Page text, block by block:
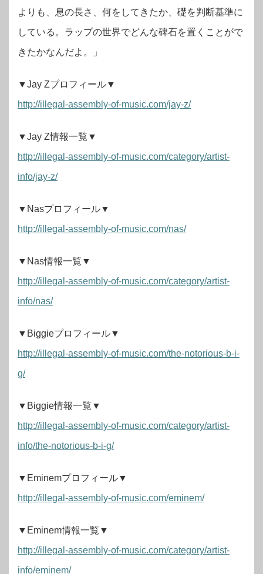
よりも、息の長さ、何をしてきたか、礎を判断基準に
している。ラップの世界でどんな碑石を置くことがで
きたかなんだよ。」
▼Jay Zプロフィール▼
http://illegal-assembly-of-music.com/jay-z/
▼Jay Z情報一覧▼
http://illegal-assembly-of-music.com/category/artist-
info/jay-z/
▼Nasプロフィール▼
http://illegal-assembly-of-music.com/nas/
▼Nas情報一覧▼
http://illegal-assembly-of-music.com/category/artist-
info/nas/
▼Biggieプロフィール▼
http://illegal-assembly-of-music.com/the-notorious-b-i-
g/
▼Biggie情報一覧▼
http://illegal-assembly-of-music.com/category/artist-
info/the-notorious-b-i-g/
▼Eminemプロフィール▼
http://illegal-assembly-of-music.com/eminem/
▼Eminem情報一覧▼
http://illegal-assembly-of-music.com/category/artist-
info/eminem/